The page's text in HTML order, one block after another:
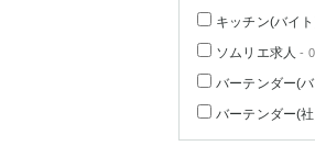
キッチン(バイ
ソムリエ求人 -
バーテンダー(
バーテンダー(